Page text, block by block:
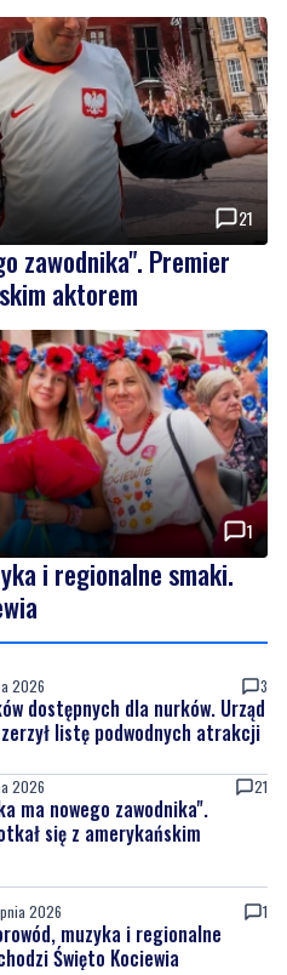
21
zawodnika". Premier
aktorem
1
i regionalne smaki.
2026 3
dostępnych dla nurków. Urząd
listę podwodnych atrakcji
2026 21
ma nowego zawodnika".
się z amerykańskim
2026 1
muzyka i regionalne
Święto Kociewia